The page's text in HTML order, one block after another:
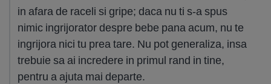
in afara de raceli si gripe; daca nu ti s-a spus
nimic ingrijorator despre bebe pana acum, nu te
ingrijora nici tu prea tare. Nu pot generaliza, insa
trebuie sa ai incredere in primul rand in tine,
pentru a ajuta mai departe.